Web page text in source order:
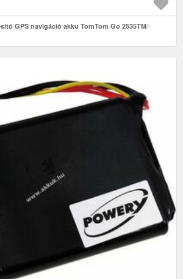
GPS navigáció akku TomTom Go 2535TM